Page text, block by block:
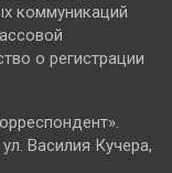
коммуникаций
о регистрации
Василия Кучера,